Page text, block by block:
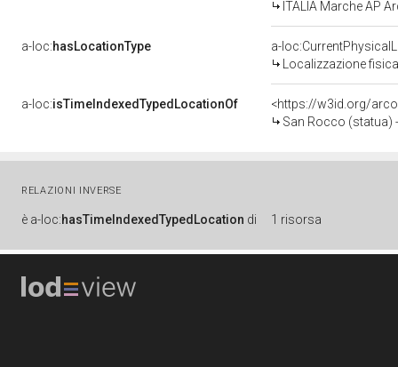
ITALIA Marche AP
a-loc:hasLocationType
a-
Localizzazione
a-loc:isTimeIndexedTypedLocationOf
<https://w3id.org/
San Rocco (statua)
RELAZIONI INVERSE
è a-loc:hasTimeIndexedTypedLocation di 1 risorsa